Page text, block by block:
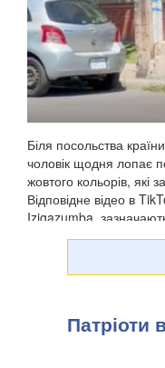
Біля посольства
чоловік щодня лопає
жовтого кольорів, які
Відповідне відео в
Izigazumba, зазначають
Патріоти